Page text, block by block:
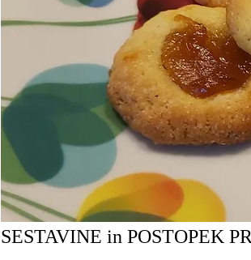
SESTAVINE in POSTOPEK